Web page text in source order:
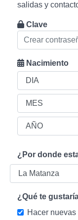
salidas y
Clave
Nacimiento
¿Por donde
¿Qué te
Hacer